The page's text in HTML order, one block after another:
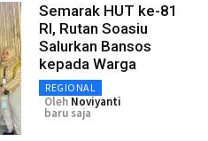
Semarak HUT ke-81
RI, Rutan Soasiu
Salurkan Bansos
kepada Warga
REGIONAL
Oleh Noviyanti
baru saja